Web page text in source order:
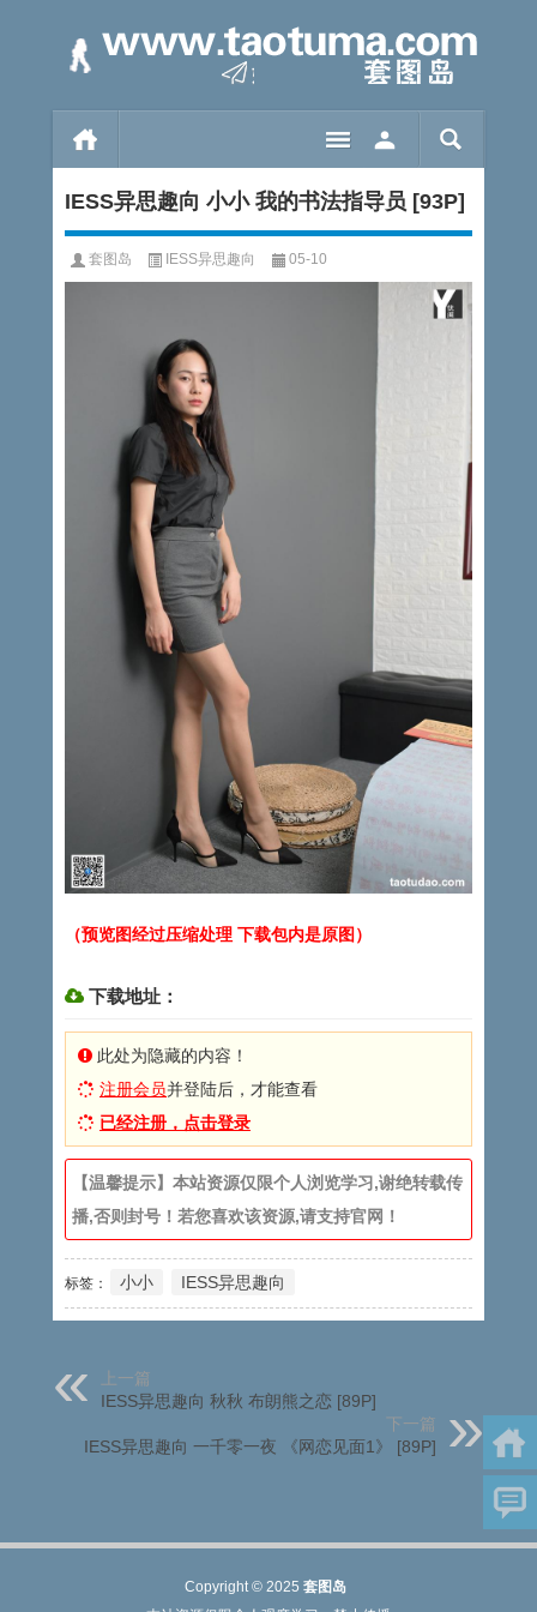
IESS异思趣向 小小 我的书法指导员 [93P]
套图岛 IESS异思趣向 05-10
（预览图经过压缩处理 下载包内是原图）
下载地址：
此处为隐藏的内容！
注册会员并登陆后，才能查看
已经注册，点击登录
【温馨提示】本站资源仅限个人浏览学习,谢绝转载传
播,否则封号！若您喜欢该资源,请支持官网！
标签： 小小 IESS异思趣向
上一篇
IESS异思趣向 秋秋 布朗熊之恋 [89P]
下一篇
IESS异思趣向 一千零一夜 《网恋见面1》 [89P]
Copyright © 2025 套图岛